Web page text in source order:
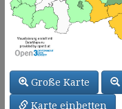
Große Karte
Karte einbetten